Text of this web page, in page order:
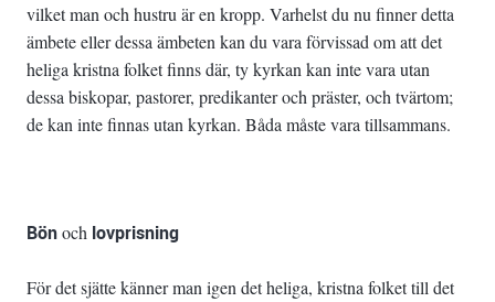
vilket man och hustru är en kropp. Varhelst du nu finner detta
ämbete eller dessa ämbeten kan du vara förvissad om att det
heliga kristna folket finns där, ty kyrkan kan inte vara utan
dessa biskopar, pastorer, predikanter och präster, och tvärtom;
de kan inte finnas utan kyrkan. Båda måste vara tillsammans.
Bönoch lovprisning
För det sjätte känner man igen det heliga, kristna folket till det